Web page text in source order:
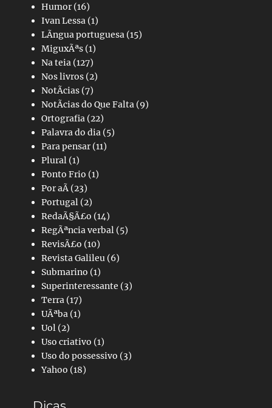
Humor(16)
Ivan Lessa (1)
LÃ­ngua portuguesa (15)
MiguxÃªs (1)
Na teia (127)
Nos livros (2)
NotÃ­cias (7)
NotÃ­cias do Que Falta (9)
Ortografia (22)
Palavra do dia (5)
Para pensar(11)
Plural (1)
Ponto Frio (1)
Por aÃ­ (23)
Portugal (2)
RedaÃ§Ã£o (14)
RegÃªncia verbal (5)
RevisÃ£o (10)
Revista Galileu (6)
Submarino (1)
Superinteressante (3)
Terra (17)
UÃªba (1)
Uol (2)
Uso criativo (1)
Uso do possessivo (3)
Yahoo (18)